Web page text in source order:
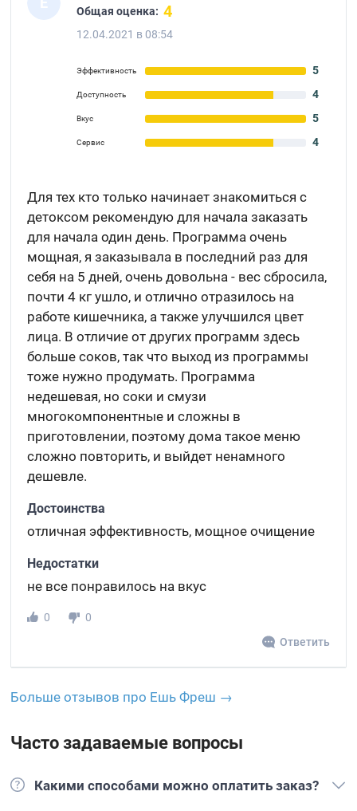
Общая оценка: 4
12.04.2021 в 08:54
Эффективность 5
Доступность 4
Вкус 5
Сервис 4
Для тех кто только начинает знакомиться с
детоксом рекомендую для начала заказать
для начала один день. Программа очень
мощная, я заказывала в последний раз для
себя на 5 дней, очень довольна - вес сбросила,
почти 4 кг ушло, и отлично отразилось на
работе кишечника, а также улучшился цвет
лица. В отличие от других программ здесь
больше соков, так что выход из программы
тоже нужно продумать. Программа
недешевая, но соки и смузи
многокомпонентные и сложны в
приготовлении, поэтому дома такое меню
сложно повторить, и выйдет ненамного
дешевле.
Достоинства
отличная эффективность, мощное очищение
Недостатки
не все понравилось на вкус
0
0
Ответить
Больше отзывов про Ешь Фреш →
Часто задаваемые вопросы
Какими способами можно оплатить заказ?